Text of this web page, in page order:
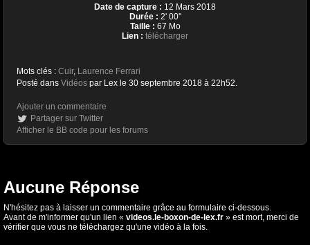
Date de capture : 12 Mars 2018
Durée : 2' 00''
Taille : 67 Mo
Lien : télécharger
Mots clés : Cuir, Laurence Ferrari
Posté dans Vidéos par Lex le 30 septembre 2018 à 22h52.
Ajouter un commentaire
Partager sur Twitter
Afficher le BB code pour les forums
Aucune Réponse
N'hésitez pas à laisser un commentaire grâce au formulaire ci-dessous.
Avant de m'informer qu'un lien « videos.le-boxon-de-lex.fr » est mort, merci de
vérifier que vous ne téléchargez qu'une vidéo à la fois.